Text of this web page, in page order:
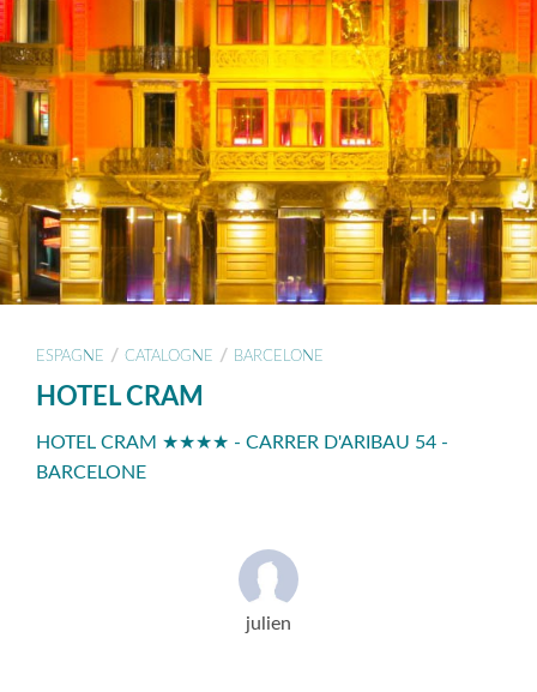
ESPAGNE / CATALOGNE / BARCELONE
HOTEL CRAM
HOTEL CRAM ★★★★ - CARRER D'ARIBAU 54 -
BARCELONE
julien